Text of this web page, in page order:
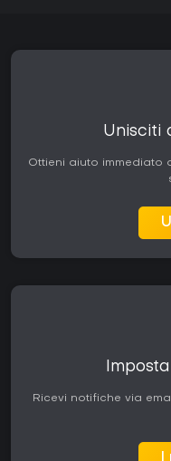
Unisciti
Ottieni aiuto immediato
Ricevi notifiche via